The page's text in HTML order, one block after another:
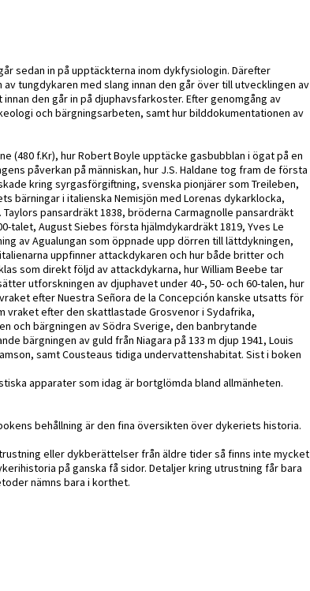
sedan in på upptäckterna inom dykfysiologin. Därefter
tungdykaren med slang innan den går över till utvecklingen av
den går in på djuphavsfarkoster. Efter genomgång av
och bärgningsarbeten, samt hur bilddokumentationen av
(480 f.Kr), hur Robert Boyle upptäcke gasbubblan i ögat på en
påverkan på människan, hur J.S. Haldane tog fram de första
kring syrgasförgiftning, svenska pionjärer som Treileben,
bärningar i italienska Nemisjön med Lorenas dykarklocka,
pansardräkt 1838, bröderna Carmagnolle pansardräkt
talet, August Siebes första hjälmdykardräkt 1819, Yves Le
av Agualungan som öppnade upp dörren till lättdykningen,
uppfinner attackdykaren och hur både britter och
som direkt följd av attackdykarna, hur William Beebe tar
utforskningen av djuphavet under 40-, 50- och 60-talen, hur
efter Nuestra Señora de la Concepción kanske utsatts för
vraket efter den skattlastade Grosvenor i Sydafrika,
och bärgningen av Södra Sverige, den banbrytande
bärgningen av guld från Niagara på 133 m djup 1941, Louis
samt Cousteaus tidiga undervattenshabitat. Sist i boken
apparater som idag är bortglömda bland allmänheten.
behållning är den fina översikten över dykeriets historia.
eller dykberättelser från äldre tider så finns inte mycket
på ganska få sidor. Detaljer kring utrustning får bara
nämns bara i korthet.